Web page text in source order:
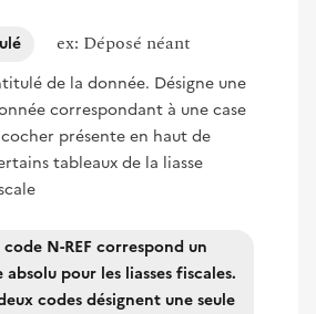
ex: Déposé néant
de la donnée. Désigne une
correspondant à une case
présente en haut de
tableaux de la liasse
N-REF correspond un
absolu pour les liasses fiscales.
codes désignent une seule